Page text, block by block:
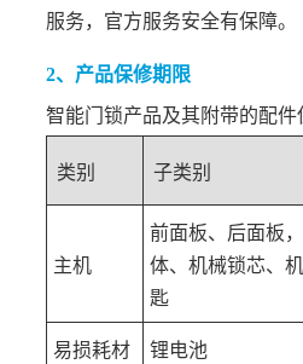
服务，官方服务安全有保障。
2、产品保修期限
智能门锁产品及其附带的配件
类别 子类别
主机
前面板、后面板
体、机械锁芯、
匙
易损耗材 锂电池